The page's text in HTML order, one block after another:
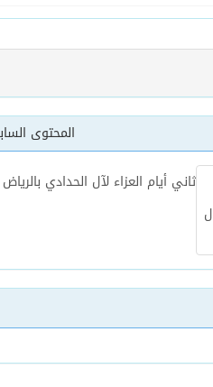
المحتوى
ثاني أيام العزاء لآل الحدادي